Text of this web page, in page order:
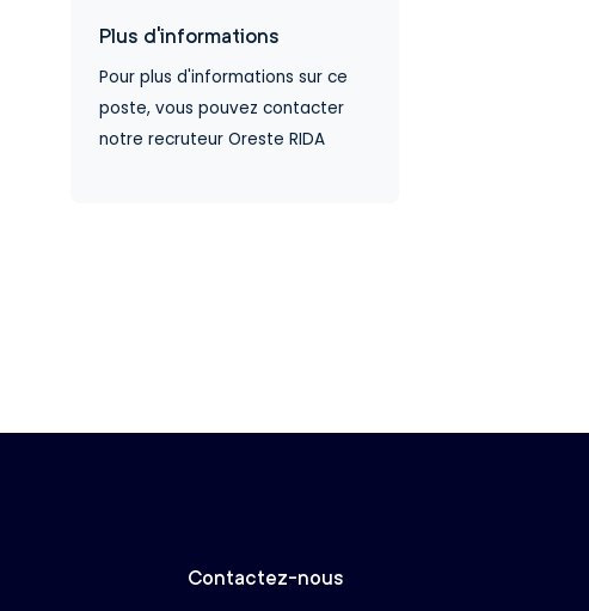
Plus d'informations
Pour plus d'informations sur ce
poste, vous pouvez contacter
notre recruteur Oreste RIDA
Contactez-nous